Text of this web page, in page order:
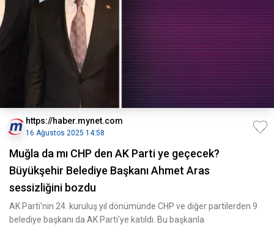
https://haber.mynet.com
16 Ağustos 2025 14:58
Muğla da mı CHP den AK Parti ye geçecek?
Büyükşehir Belediye Başkanı Ahmet Aras
sessizliğini bozdu
AK Parti'nin 24. kuruluş yıl dönümünde CHP ve diğer partilerden 9
belediye başkanı da AK Parti'ye katıldı. Bu başkanla